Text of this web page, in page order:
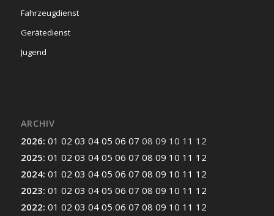
Fahrzeugdienst
Gerätedienst
Jugend
ARCHIV
2026: 01 02 03 04 05 06 07 08 09 10 11 12
2025: 01 02 03 04 05 06 07 08 09 10 11 12
2024: 01 02 03 04 05 06 07 08 09 10 11 12
2023: 01 02 03 04 05 06 07 08 09 10 11 12
2022: 01 02 03 04 05 06 07 08 09 10 11 12